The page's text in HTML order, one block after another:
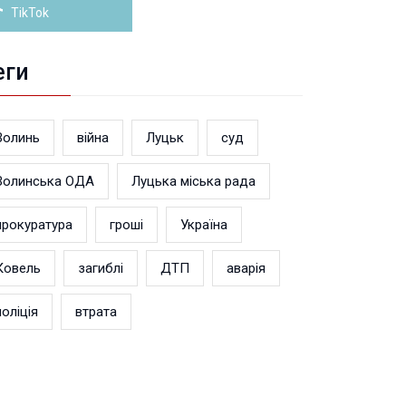
TikTok
війна Луцьк суд
ОДА Луцька міська рада
гроші Україна
загиблі ДТП аварія
втрата